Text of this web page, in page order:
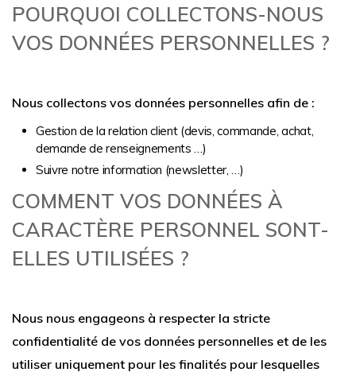
POURQUOI COLLECTONS-NOUS
VOS DONNÉES PERSONNELLES ?
Nous collectons vos données personnelles afin de :
Gestion de la relation client (devis, commande, achat,
demande de renseignements …)
Suivre notre information (newsletter, …)
COMMENT VOS DONNÉES À
CARACTÈRE PERSONNEL SONT-
ELLES UTILISÉES ?
Nous nous engageons à respecter la stricte
confidentialité de vos données personnelles et de les
utiliser uniquement pour les finalités pour lesquelles